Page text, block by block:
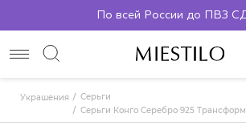
По всей России до ПВЗ
Украшения
Серьги
Серьги Конго Серебро 925